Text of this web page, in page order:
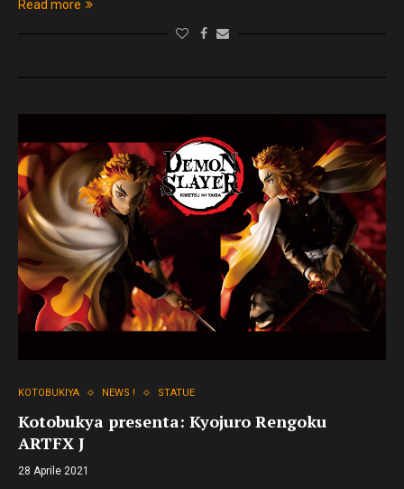
Read more
KOTOBUKIYA NEWS ! STATUE
Kotobukya presenta: Kyojuro Rengoku
ARTFX J
28 Aprile 2021